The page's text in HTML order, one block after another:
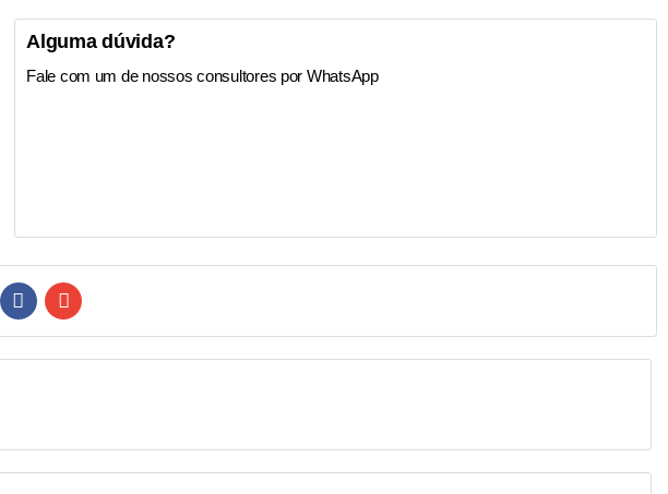
Alguma dúvida?
Fale com um de nossos consultores por WhatsApp